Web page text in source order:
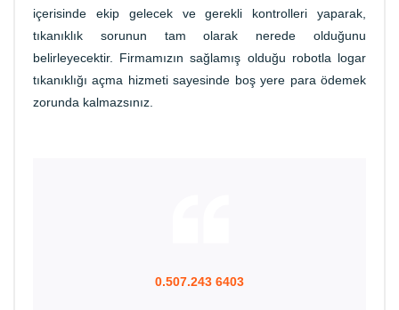
içerisinde ekip gelecek ve gerekli kontrolleri yaparak,
tıkanıklık sorunun tam olarak nerede olduğunu
belirleyecektir. Firmamızın sağlamış olduğu robotla logar
tıkanıklığı açma hizmeti sayesinde boş yere para ödemek
zorunda kalmazsınız.
0.507.243 6403